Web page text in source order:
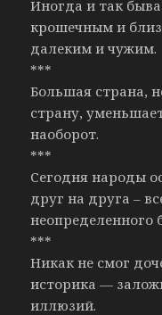
Иногда и так
крошечным и
далеким и чужим.
***
Большая страна,
страну,
наоборот.
***
Сегодня народы
друг на друга –
неопределенного
***
Никак не смог
историка —
иллюзий.